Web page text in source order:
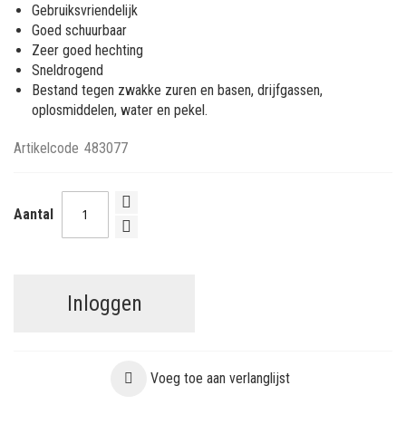
Gebruiksvriendelijk
Goed schuurbaar
Zeer goed hechting
Sneldrogend
Bestand tegen zwakke zuren en basen, drijfgassen,
oplosmiddelen, water en pekel.
Artikelcode 483077
Aantal
Inloggen
Voeg toe aan verlanglijst